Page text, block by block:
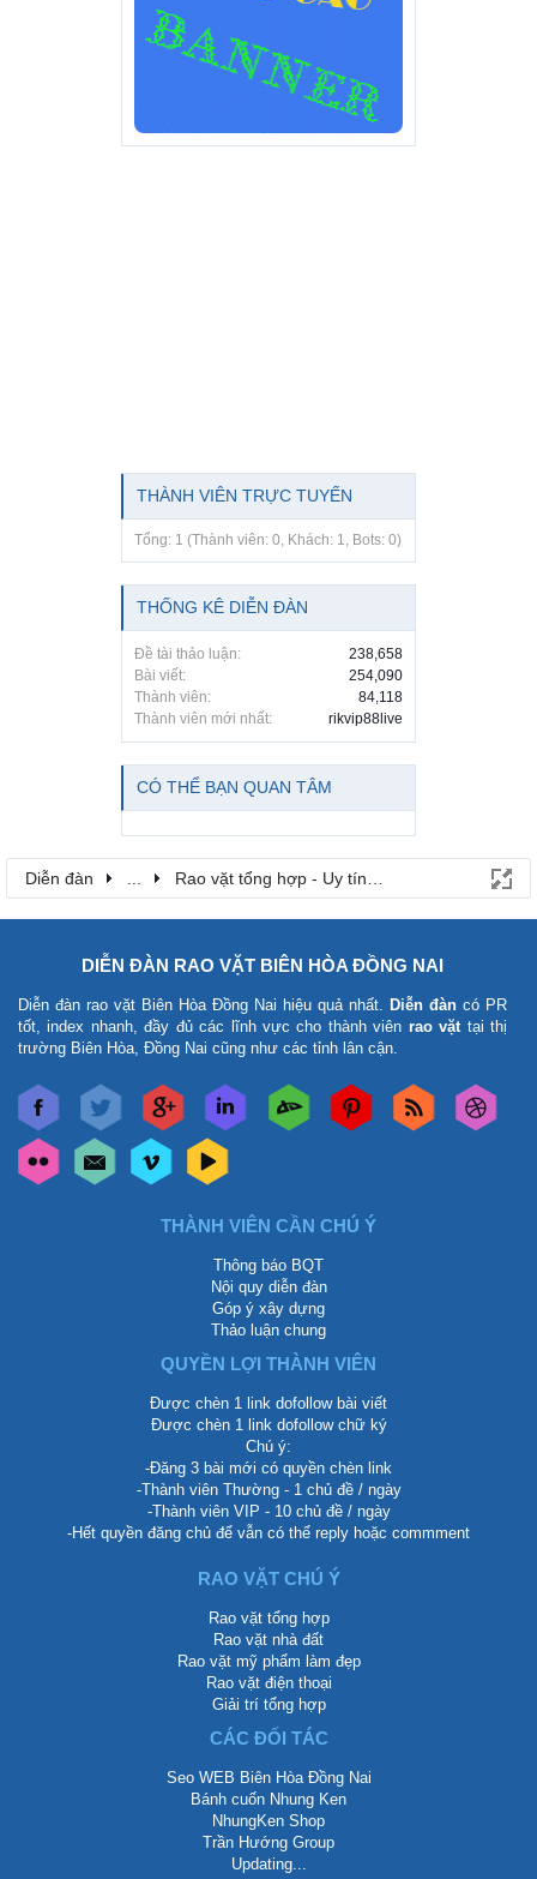
THÀNH VIÊN TRỰC TUYẾN
Tổng: 1 (Thành viên: 0, Khách: 1, Bots: 0)
THỐNG KÊ DIỄN ĐÀN
Đề tài thảo luận:
238,658
Bài viết:
254,090
Thành viên:
84,118
Thành viên mới nhất:
rikvip88live
CÓ THỂ BẠN QUAN TÂM
Diễn đàn Rao vặt tổng hợp - Uy tín - Miễn phí
DIỄN ĐÀN RAO VẶT BIÊN HÒA ĐỒNG NAI
Diễn đàn rao vặt Biên Hòa Đồng Nai hiệu quả nhất. Diễn đàn có PR
tốt, index nhanh, đầy đủ các lĩnh vực cho thành viên rao vặt tại thị
trường Biên Hòa, Đồng Nai cũng như các tỉnh lân cận.
THÀNH VIÊN CẦN CHÚ Ý
Thông báo BQT
Nội quy diễn đàn
Góp ý xây dựng
Thảo luận chung
QUYỀN LỢI THÀNH VIÊN
Được chèn 1 link dofollow bài viết
Được chèn 1 link dofollow chữ ký
Chú ý:
-Đăng 3 bài mới có quyền chèn link
-Thành viên Thường - 1 chủ đề / ngày
-Thành viên VIP - 10 chủ đề / ngày
-Hết quyền đăng chủ để vẫn có thể reply hoặc commment
RAO VẶT CHÚ Ý
Rao vặt tổng hợp
Rao vặt nhà đất
Rao vặt mỹ phẩm làm đẹp
Rao vặt điện thoại
Giải trí tổng hợp
CÁC ĐỐI TÁC
Seo WEB Biên Hòa Đồng Nai
Bánh cuốn Nhung Ken
NhungKen Shop
Trần Hướng Group
Updating...